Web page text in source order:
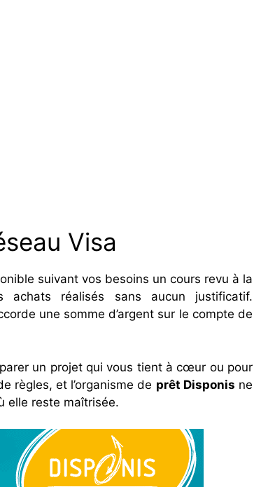
Visa
suivant vos besoins un cours revu à la
achats réalisés sans aucun justificatif.
une somme d’argent sur le compte de
un projet qui vous tient à cœur ou pour
règles, et l’organisme de prêt Disponis ne
elle reste maîtrisée.